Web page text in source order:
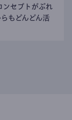
ンセプトがぶれ
もどんどん活